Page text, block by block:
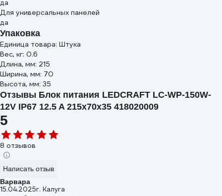
да
Для универсальных панелей
да
Упаковка
Единица товара: Штука
Вес, кг: 0.6
Длина, мм: 215
Ширина, мм: 70
Высота, мм: 35
Отзывы Блок питания LEDCRAFT LC-WP-150W-
12V IP67 12.5 A 215x70x35 418020009
5
8 отзывов
Написать отзыв
Варвара
15.04.2025г. Калуга